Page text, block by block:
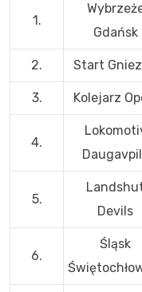
1.
Gdańsk
2. Start
3. Kolejarz
4.
5.
Devils
6.
Śląsk